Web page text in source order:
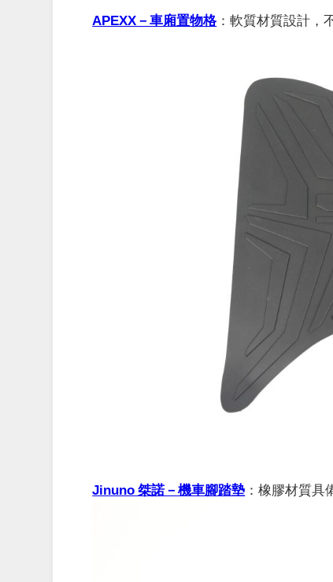
APEXX－車廂置物格：軟質材質設計，
Jinuno 桀諾－機車腳踏墊 ：橡膠材質具